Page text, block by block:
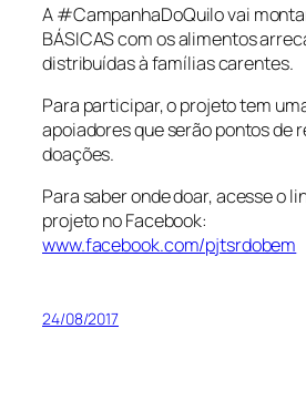
A #CampanhaDoQuilo vai
BÁSICAS com os alimentos
distribuídas à famílias carentes.
Para participar, o projeto tem
apoiadores que serão pontos de
doações.
Para saber onde doar, acesse o
projeto no Facebook:
www.facebook.com/pjtsrdobem
24/08/2017